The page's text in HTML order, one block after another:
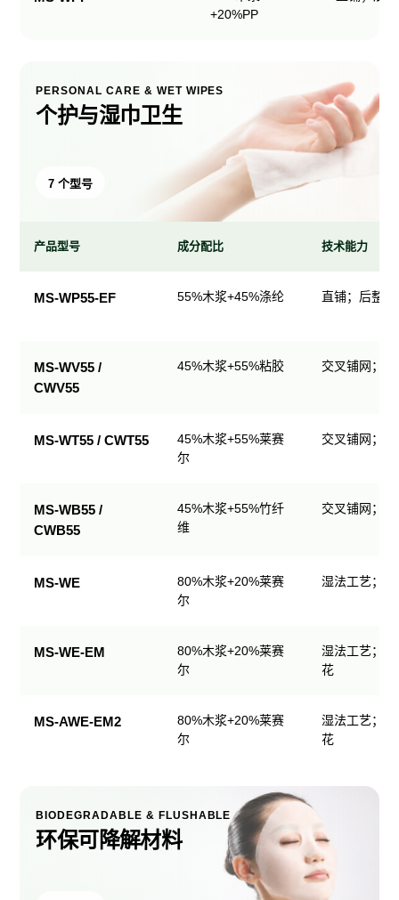
+20%PP
PERSONAL CARE & WET WIPES
个护与湿巾卫生
7 个型号
卫
产品型号 成分配比 技术能力
MS-WP55-EF 55%木浆+45%涤纶 直铺；后整
MS-WV55 /
CWV55
45%木浆+55%粘胶 交叉铺网；
MS-WT55 / CWT55
45%木浆+55%莱赛
尔
交叉铺网；
MS-WB55 /
CWB55
45%木浆+55%竹纤
维
交叉铺网；
MS-WE
80%木浆+20%莱赛
尔
湿法工艺；
MS-WE-EM
80%木浆+20%莱赛
尔
湿法工艺；
花
MS-AWE-EM2
80%木浆+20%莱赛
尔
湿法工艺；
花
BIODEGRADABLE & FLUSHABLE
环保可降解材料